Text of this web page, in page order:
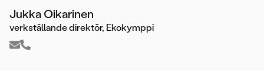
Jukka Oikarinen
verkställande direktör, Ekokymppi